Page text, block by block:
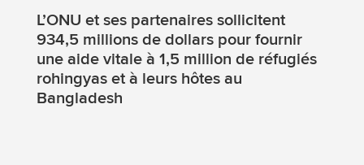
L’ONU et ses partenaires sollicitent
934,5 millions de dollars pour fournir
une aide vitale à 1,5 million de réfugiés
rohingyas et à leurs hôtes au
Bangladesh